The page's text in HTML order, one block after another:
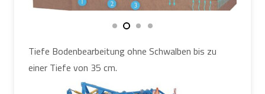
Tiefe Bodenbearbeitung ohne Schwalben bis zu
einer Tiefe von 35 cm.